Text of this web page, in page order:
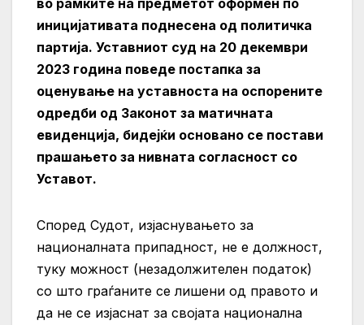
иницијативата поднесена од политичка
партија. Уставниот суд на 20 декември
2023 година поведе постапка за
оценување на уставноста на оспорените
одредби од Законот за матичната
евиденција, бидејќи основано се постави
прашањето за нивната согласност со
Уставот.
Според Судот, изјаснувањето за
националната припадност, не е должност,
туку можност (незадолжителен податок)
со што граѓаните се лишени од правото и
да не се изјаснат за својата национална